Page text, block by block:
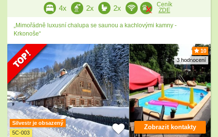
4x 2x 2x
Ceník
ZDE
„Mimořádně luxusní chalupa se saunou a kachlovými kamny -
Krkonoše“
10
3 hodnocení
Silvestr je obsazený
5C-003
Zobrazit kontakty